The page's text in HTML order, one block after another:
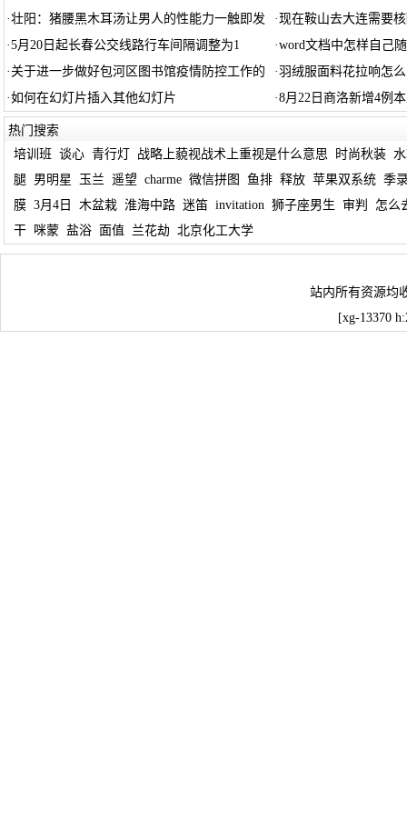
·壮阳：猪腰黑木耳汤让男人的性能力一触即发 ·现在鞍山去大连需要
·5月20日起长春公交线路行车间隔调整为1 ·word文档中怎样自己
· 关于进一步做好包河区图书馆疫情防控工作的 ·羽绒服面料花拉响怎
·如何在幻灯片插入其他幻灯片 ·8月22日商洛新增4例
热门搜索
培训班 谈心 青行灯 战略上藐视战术上重视是什么意思 时尚秋装
腿
男明星 玉兰 遥望 charme 微信拼图 鱼排 释放 苹果双系统 季
膜 3月4日 木盆栽 淮海中路 迷笛 invitation 狮子座男生 审判
怎么
干
咪蒙 盐浴 面值 兰花劫 北京化工大学
站内所有资源均
[xg-13370